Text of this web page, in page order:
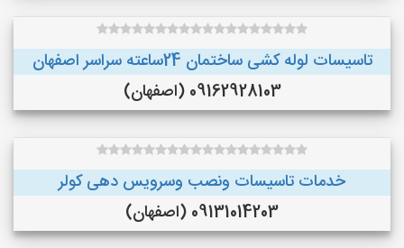
تاسیسات لوله کشی ساختمان 24ساعته سراسر اصفهان
09162928103 (اصفهان)
خدمات تاسیسات ونصب وسرویس دهی کولر
09131014203 (اصفهان)